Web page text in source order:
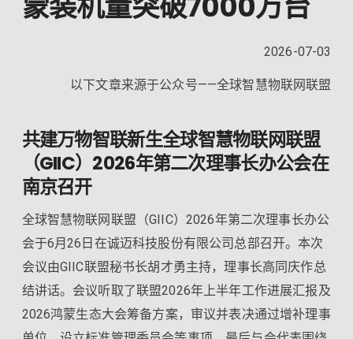
2026-07-03
以下文章来源于公众号——全球智慧物联网联盟
共建万物智联新生全球智慧物联网联盟
（GIIC）2026年第二次理事长办公会在
南京召开
全球智慧物联网联盟（GIIC）2026年第二次理事长办公
会于6月26日在诚迈科技股份有限公司总部召开。本次
会议由GIIC联盟秘书长胡才勇主持，理事长高同庆作总
结讲话。会议听取了联盟2026年上半年工作进展汇报及
2026鸿蒙生态大会筹备方案，审议并表决通过增补理事